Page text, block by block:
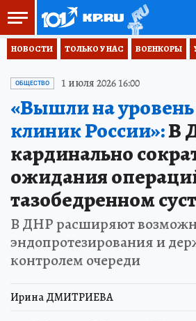
НОВОСТИ ТОЛЬКО У НАС ВОЕНКОРЫ
ОБЩЕСТВО 1 июля 2026 16:00
«Вышли на
клиник России»:В
кардинально
ожидания
тазобедренном
В ДНР расширяют
эндопротезирования и
контролем очереди
Ирина ДМИТРИЕВА